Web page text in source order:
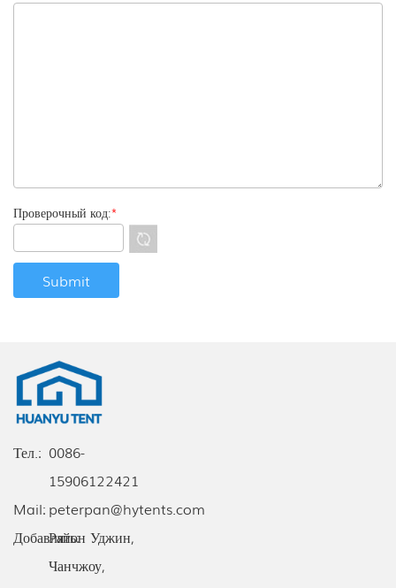
Проверочный код:*
Добавлять:Район Уджин,
Чанчжоу,
Тел.: 0086-
15906122421
Mail: peterpan@hytents.com